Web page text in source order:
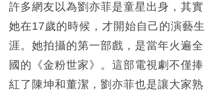
許多網友以為劉亦菲是童星出身，其實
她在17歲的時候，才開始自己的演藝生
涯。她拍攝的第一部戲，是當年火遍全
國的《金粉世家》。這部電視劇不僅捧
紅了陳坤和董潔，劉亦菲也是讓大家熟